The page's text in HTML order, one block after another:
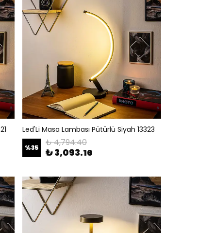
Led'Li Masa Lambası Pütürlü Siyah 13323
%35 ₺ 4,794.40
₺ 3,093.16